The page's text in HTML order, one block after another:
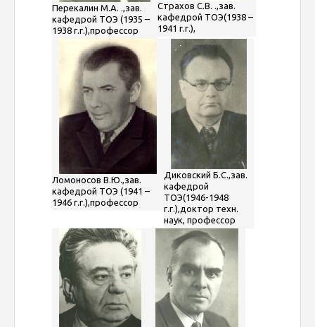
Перекалин М.А. .,зав.
кафедрой ТОЭ (1935 –
1938 г.г.),профессор
Страхов С.В. .,зав.
кафедрой ТОЭ(1938 –
1941 г.г.),
Ломоносов В.Ю.,зав.
кафедрой ТОЭ (1941 –
1946 г.г.),профессор
Диковский Б.С.,зав.
кафедрой
ТОЭ(1946-1948
г.г.),доктор техн.
наук, профессор